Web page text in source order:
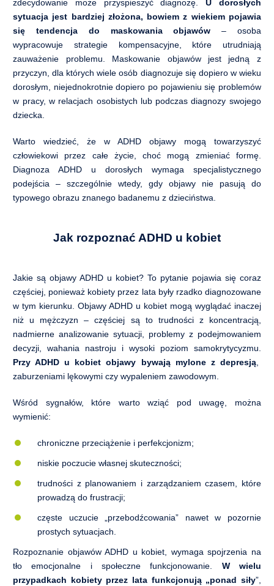
zdecydowanie może przyspieszyć diagnozę.U dorosłych
sytuacja jest bardziej złożona, bowiem z wiekiem pojawia
się tendencja do maskowania objawów– osoba
wypracowuje strategie kompensacyjne, które utrudniają
zauważenie problemu. Maskowanie objawów jest jedną z
przyczyn, dla których wiele osób diagnozuje się dopiero w wieku
dorosłym, niejednokrotnie dopiero po pojawieniu się problemów
w pracy, w relacjach osobistych lub podczas diagnozy swojego
dziecka.
Warto wiedzieć, że w ADHD objawy mogą towarzyszyć
człowiekowi przez całe życie, choć mogą zmieniać formę.
Diagnoza ADHD u dorosłych wymaga specjalistycznego
podejścia – szczególnie wtedy, gdy objawy nie pasują do
typowego obrazu znanego badanemu z dzieciństwa.
Jak rozpoznać ADHD u kobiet
Jakie są objawy ADHD u kobiet? To pytanie pojawia się coraz
częściej, ponieważ kobiety przez lata były rzadko diagnozowane
w tym kierunku. Objawy ADHD u kobiet mogą wyglądać inaczej
niż u mężczyzn – częściej są to trudności z koncentracją,
nadmierne analizowanie sytuacji, problemy z podejmowaniem
decyzji, wahania nastroju i wysoki poziom samokrytycyzmu.
Przy ADHDu kobiet objawy bywają mylone z depresją,
zaburzeniami lękowymi czy wypaleniem zawodowym.
Wśród sygnałów, które warto wziąć pod uwagę, można
wymienić:
chroniczne przeciążenie i perfekcjonizm;
niskie poczucie własnej skuteczności;
trudności z planowaniem i zarządzaniem czasem, które
prowadzą do frustracji;
częste uczucie „przebodźcowania” nawet w pozornie
prostych sytuacjach.
Rozpoznanie objawów ADHD u kobiet, wymaga spojrzenia na
tło emocjonalne i społeczne funkcjonowanie. W wielu
przypadkach kobiety przez lata funkcjonują „ponad siły”,